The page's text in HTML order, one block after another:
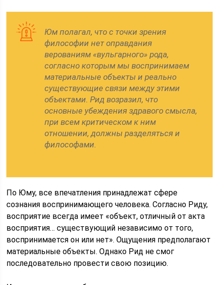
Юм полагал, что с точки зрения
философии нет оправдания
верованиям «вульгарного» рода,
согласно которым мы воспринимаем
материальные объекты и реально
существующие связи между этими
объектами. Рид возразил, что
основные убеждения здравого смысла,
при всем критическом к ним
отношении, должны разделяться и
философами.
По Юму, все впечатления принадлежат сфере
сознания воспринимающего человека. Согласно Риду,
восприятие всегда имеет «объект, отличный от акта
восприятия… существующий независимо от того,
воспринимается он или нет». Ощущения предполагают
материальные объекты. Однако Рид не смог
последовательно провести свою позицию.